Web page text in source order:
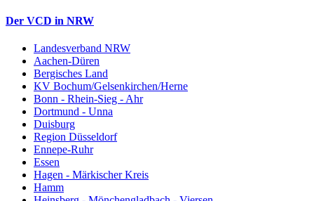
Der VCD in NRW
Landesverband NRW
Aachen-Düren
Bergisches Land
KV Bochum/Gelsenkirchen/Herne
Bonn - Rhein-Sieg - Ahr
Dortmund - Unna
Duisburg
Region Düsseldorf
Ennepe-Ruhr
Essen
Hagen - Märkischer Kreis
Hamm